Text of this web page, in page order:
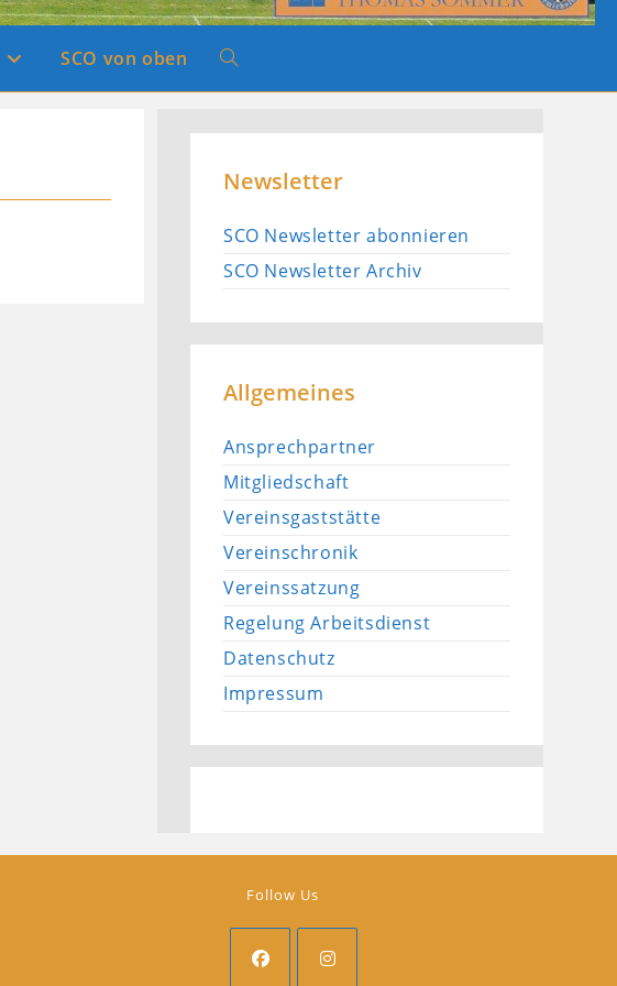
SCO von oben Website-
umschalten
Newsletter
SCO Newsletter abonnieren
SCO Newsletter Archiv
Allgemeines
Ansprechpartner
Mitgliedschaft
Vereinsgaststätte
Vereinschronik
Vereinssatzung
Regelung Arbeitsdienst
Datenschutz
Impressum
Follow Us